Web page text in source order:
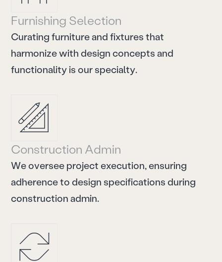
Furnishing Selection
Curating furnitureand fixtures that
harmonizewith design concepts and
functionalityis our specialty.
Construction Admin
We oversee project execution,ensuring
adherenceto design specifications during
construction admin.